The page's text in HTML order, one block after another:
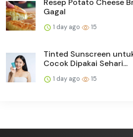
Resep Potato Cheese
Gagal
1 day ago 15
Tinted Sunscreen
Cocok Dipakai Sehari...
1 day ago 15